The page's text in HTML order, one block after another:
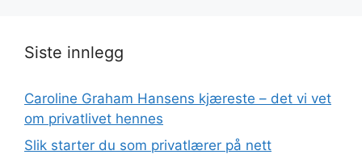
Siste innlegg
Caroline Graham Hansens kjæreste – det vi vet
om privatlivet hennes
Slik starter du som privatlærer på nett